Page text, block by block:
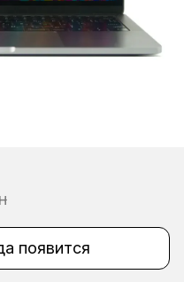
появится